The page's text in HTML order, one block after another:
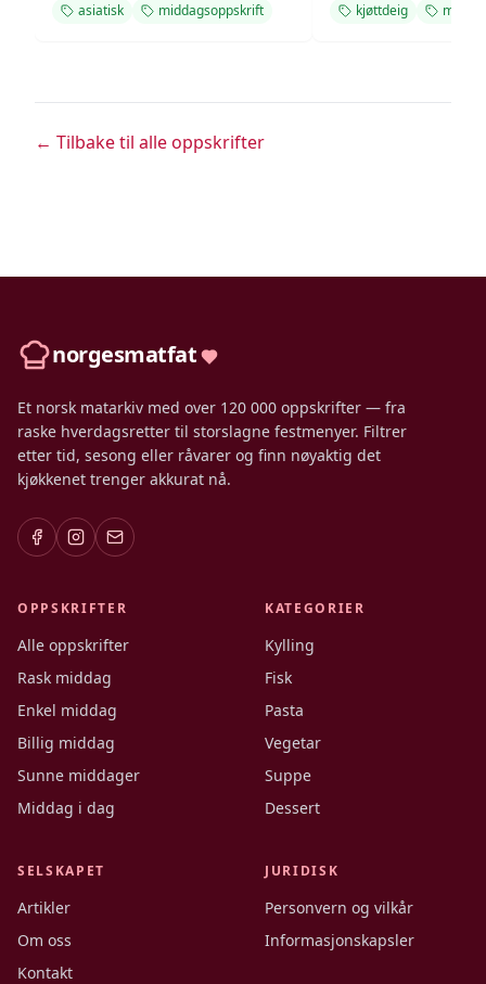
asiatisk middagsoppskrift kjøttdeig
← Tilbake til alle oppskrifter
norgesmatfat
Et norsk matarkiv med over 120 000 oppskrifter — fra
raske hverdagsretter til storslagne festmenyer. Filtrer
etter tid, sesong eller råvarer og finn nøyaktig det
kjøkkenet trenger akkurat nå.
OPPSKRIFTER
Alle oppskrifter
Rask middag
Enkel middag
Billig middag
Sunne middager
Middag i dag
KATEGORIER
Kylling
Fisk
Pasta
Vegetar
Suppe
Dessert
SELSKAPET
Artikler
Om oss
Kontakt
JURIDISK
Personvern og vilkår
Informasjonskapsler